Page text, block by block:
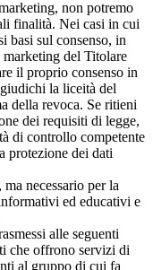
non potremo
finalità. Nei casi in cui
basi sul consenso, in
del Titolare
il proprio consenso in
la liceità del
della revoca. Se ritieni
dei requisiti di legge,
di controllo competente
protezione dei dati
necessario per la
ed educativi e
alle seguenti
che offrono servizi di
al gruppo di cui fa